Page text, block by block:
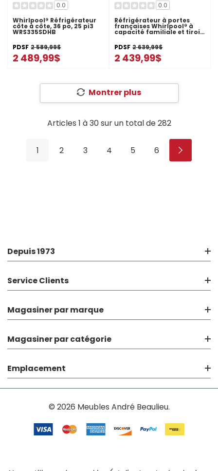
0.0
Whirlpool® Réfrigérateur
côte à côte, 36 po, 25 pi3
WRS335SDHB
PDSF 2 589,99$
2 489,99$
0.0
Réfrigérateur à portes
françaises Whirlpool® à
capacité familiale et tiroir
à températures flexibles
de 29 pi cu WRMF3636SZ
PDSF 2 639,99$
2 439,99$
Montrer plus
Articles 1 à30sur un total de282
1 2 3 4 5 6
Depuis 1973
Service Clients
Magasiner par marque
Magasiner par catégorie
Emplacement
© 2026 Meubles André Beaulieu.